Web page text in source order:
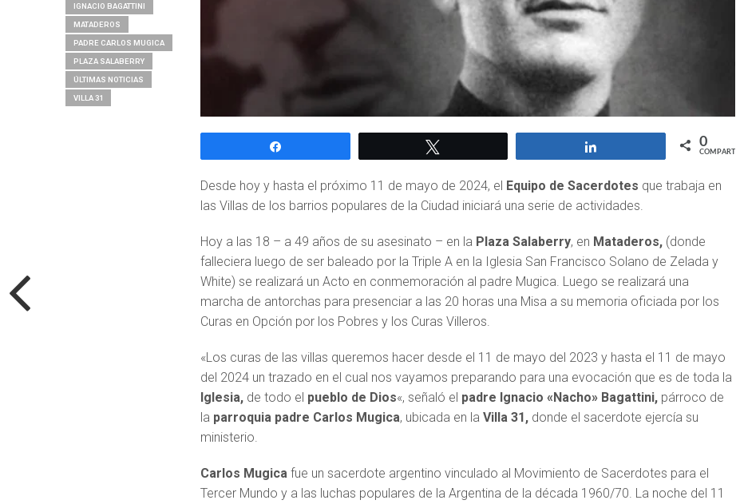
IGNACIO BAGATTINI
MATADEROS
PADRE CARLOS MUGICA
PLAZA SALABERRY
ÚLTIMAS NOTICIAS
VILLA 31
0
COMPARTIR
Desde hoy y hasta el próximo 11 de mayo de 2024, el Equipo de Sacerdotes que trabaja en
las Villas de los barrios populares de la Ciudad iniciará una serie de actividades.
Hoy a las 18 – a 49 años de su asesinato – en la Plaza Salaberry, en Mataderos,(donde
falleciera luego de ser baleado por la Triple A en la Iglesia San Francisco Solano de Zelada y
White) se realizará un Acto en conmemoración al padre Mugica. Luego se realizará una
marcha de antorchas para presenciar a las 20 horas una Misa a su memoria oficiada por los
Curas en Opción por los Pobres y los Curas Villeros.
«Los curas de las villas queremos hacer desde el 11 de mayo del 2023 y hasta el 11 de mayo
del 2024 un trazado en el cual nos vayamos preparando para una evocación que es de toda la
Iglesia, de todo el pueblo de Dios«, señaló el padre Ignacio «Nacho» Bagattini,párroco de
la parroquia padre Carlos Mugica, ubicada en la Villa 31,donde el sacerdote ejercía su
ministerio.
Carlos Mugica fue un sacerdote argentino vinculado al Movimiento de Sacerdotes para el
Tercer Mundo y a las luchas populares de la Argentina de la década 1960/70. La noche del 11